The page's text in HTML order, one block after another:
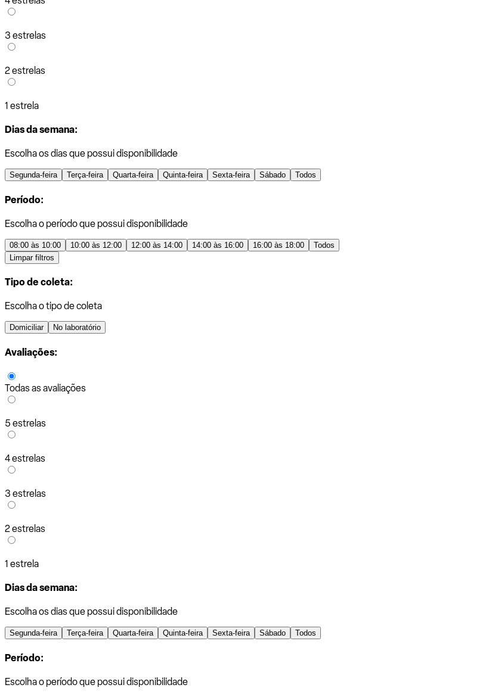
3 estrelas
2 estrelas
1 estrela
Dias da semana:
Escolha os dias que possui disponibilidade
Segunda-feira Terça-feira Quarta-feira Quinta-feira Sexta-feira Sábado Todos
Período:
Escolha o período que possui disponibilidade
08:00 às 10:00 10:00 às 12:00 12:00 às 14:00 14:00 às 16:00 16:00 às 18:00
Todos
Limpar filtros
Tipo de coleta:
Escolha o tipo de coleta
Domiciliar No laboratório
Avaliações:
Todas as avaliações
5 estrelas
4 estrelas
3 estrelas
2 estrelas
1 estrela
Dias da semana:
Escolha os dias que possui disponibilidade
Segunda-feira Terça-feira Quarta-feira Quinta-feira Sexta-feira Sábado Todos
Período:
Escolha o período que possui disponibilidade